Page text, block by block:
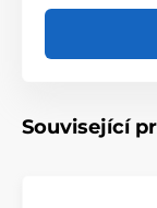
Související